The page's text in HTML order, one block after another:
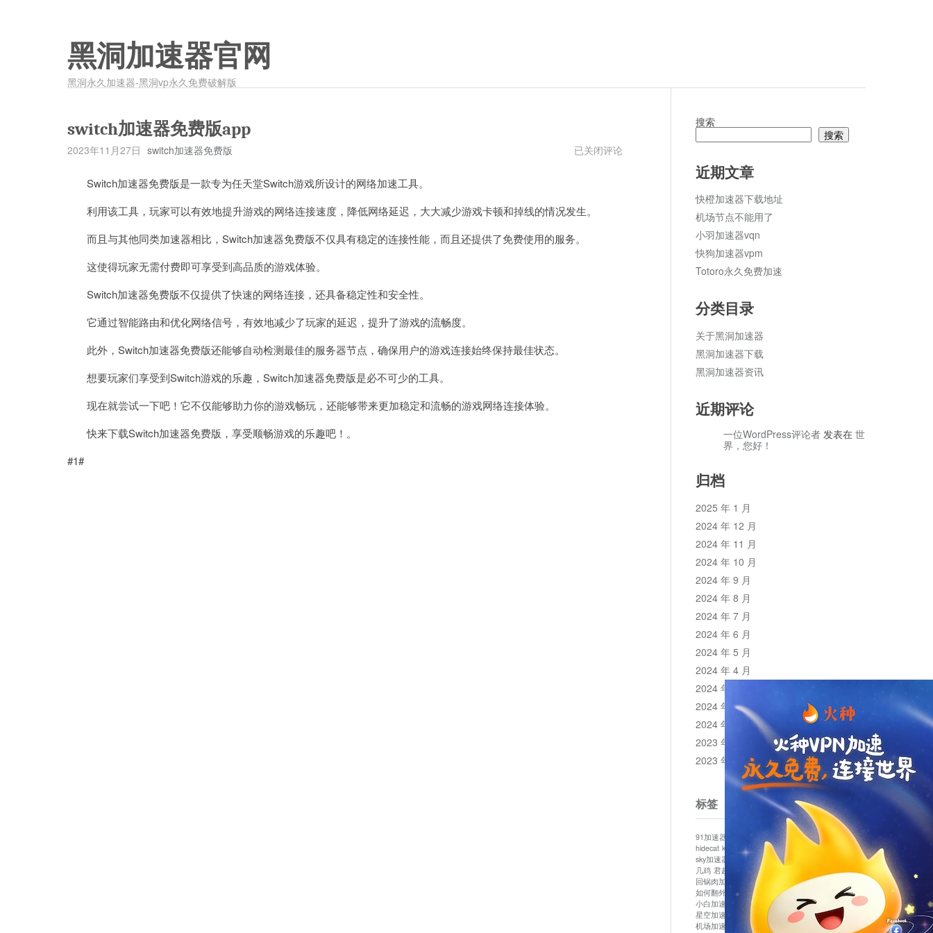
黑洞加速器官网
黑洞永久加速器-黑洞vp永久免费破解版
switch加速器免费版app
2023年11月27日 switch加速器免费版
switch
费
版
已关闭评论
Switch加速器免费版是一款专为任天堂Switch游戏所设计的网络加速工具。
利用该工具，玩家可以有效地提升游戏的网络连接速度，降低网络延迟，大大减少游戏卡顿和掉线的情况发生。
而且与其他同类加速器相比，Switch加速器免费版不仅具有稳定的连接性能，而且还提供了免费使用的服务。
这使得玩家无需付费即可享受到高品质的游戏体验。
Switch加速器免费版不仅提供了快速的网络连接，还具备稳定性和安全性。
它通过智能路由和优化网络信号，有效地减少了玩家的延迟，提升了游戏的流畅度。
此外，Switch加速器免费版还能够自动检测最佳的服务器节点，确保用户的游戏连接始终保持最佳状态。
想要玩家们享受到Switch游戏的乐趣，Switch加速器免费版是必不可少的工具。
现在就尝试一下吧！它不仅能够助力你的游戏畅玩，还能够带来更加稳定和流畅的游戏网络连接体验。
快来下载Switch加速器免费版，享受顺畅游戏的乐趣吧！。
#1#
搜索
搜索
近期文章
快橙加速器下载地址
机场节点不能用了
小羽加速器vqn
快狗加速器vpm
Totoro永久免费加速
分类目录
关于黑洞加速器
黑洞加速器下载
黑洞加速器资讯
近期评论
一位WordPress评论者 发表在 世
界，您好！
归档
2025 年 1 月
2024 年 12 月
2024 年 11 月
2024 年 10 月
2024 年 9 月
2024 年 8 月
2024 年 7 月
2024 年 6 月
2024 年 5 月
2024 年 4 月
2024 年 3 月
2024 年 2 月
2024 年 1 月
2023 年 12 月
2023 年 11 月
标签
91加速器 bluelayer加速器
clash节点
hidecat kuai500 panda加速器
plex加速器
sky加速器
telegram加速器 中信加速器
云梯加速器
几鸡 君越加速器 哔咔漫画加速器
唐师傅加速器
回锅肉加速器
坚果加速器 壹点加速器
如何翻外墙网站 小哈vp加速器
小火箭加速器
小白加速器
布谷vp加速器 心阶云 快连
星空加速器
最新版clash安卓下载
月光加速器
机场加速器
松果云 极快加速器
梯子加速器